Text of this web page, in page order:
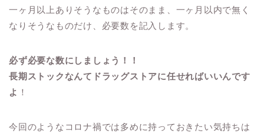
一ヶ月以上ありそうなものはそのまま、一ヶ月以内で無く
なりそうなものだけ、必要数を記入します。
必ず必要な数にしましょう！！
長期ストックなんてドラッグストアに任せればいいんです
よ ！
今回のようなコロナ禍では多めに持っておきたい気持ちは